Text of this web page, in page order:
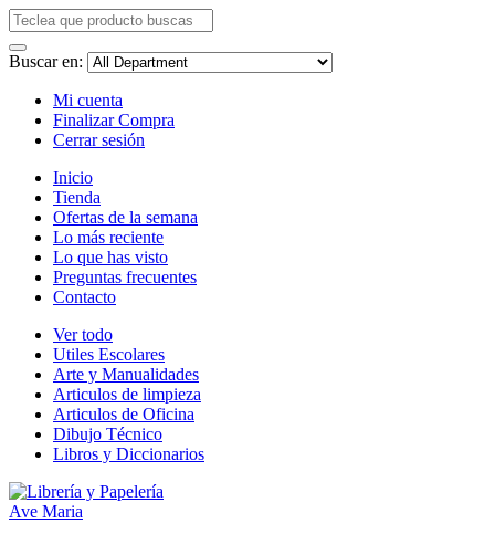
Buscar en:
Mi cuenta
Finalizar Compra
Cerrar sesión
Inicio
Tienda
Ofertas de la semana
Lo más reciente
Lo que has visto
Preguntas frecuentes
Contacto
Ver todo
Utiles Escolares
Arte y Manualidades
Articulos de limpieza
Articulos de Oficina
Dibujo Técnico
Libros y Diccionarios